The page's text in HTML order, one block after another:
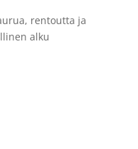
rentoutta ja
alku